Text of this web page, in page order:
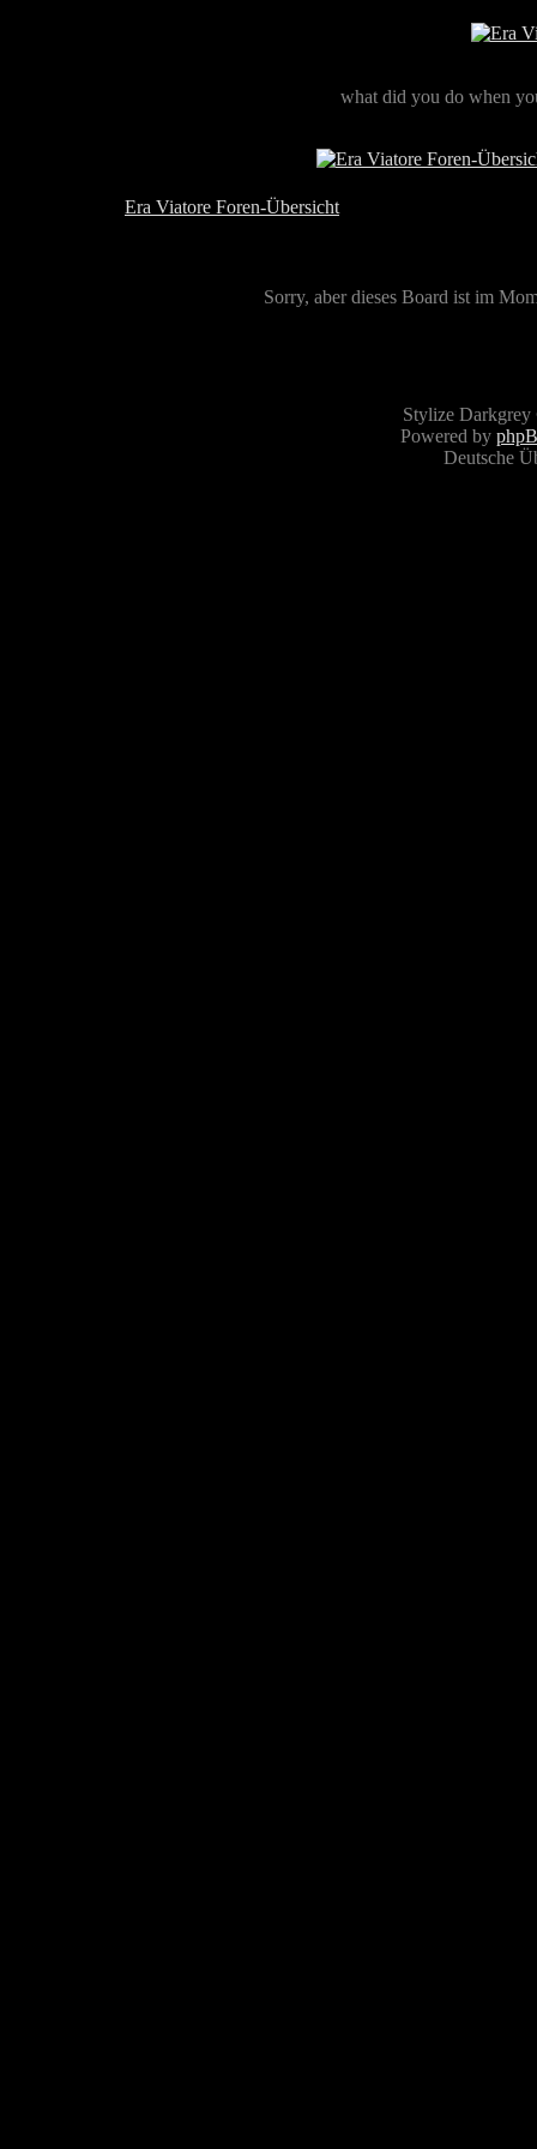
what did you do when
Era Viatore Foren-Übersicht
Sorry, aber dieses Board ist im
Stylize
Powered by
Deutsche